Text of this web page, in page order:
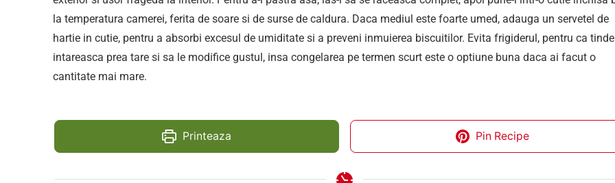
la temperatura camerei, ferita de soare si de surse de caldura. Daca mediul este foarte umed, adauga un servetel de
hartie in cutie, pentru a absorbi excesul de umiditate si a preveni inmuierea biscuitilor. Evita frigiderul, pentru ca
intareasca prea tare si sa le modifice gustul, insa congelarea pe termen scurt este o optiune buna daca ai facut o
cantitate mai mare.
Printeaza Pin Recipe